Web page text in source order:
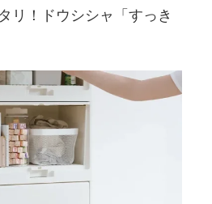
リ！ドウシシャ「すっき